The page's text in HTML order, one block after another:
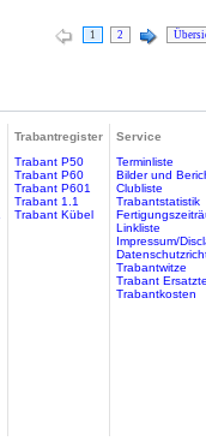
1 2
Trabantregister
Trabant P50
Trabant P60
Trabant P601
Trabant 1.1
Trabant Kübel
Service
Terminliste
Bilder und
Clubliste
Trabantstatistik
Linkliste
Impressum/
Trabantwitze
Trabant
Trabantkosten